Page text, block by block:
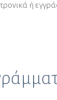
ή